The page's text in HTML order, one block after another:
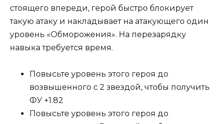
стоящего впереди, герой быстро блокирует
такую атаку и накладывает на атакующего один
уровень «Обморожения». На перезарядку
навыка требуется время.
Повысьте уровень этого героя до
возвышенного с 2 звездой, чтобы получить
ФУ +1.82
Повысьте уровень этого героя до